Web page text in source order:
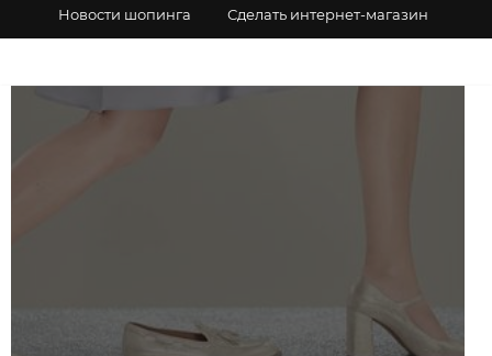
Новости шопинга Сделать интернет-магазин